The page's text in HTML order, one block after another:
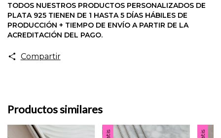
TODOS NUESTROS PRODUCTOS PERSONALIZADOS DE
PLATA 925 TIENEN DE 1 HASTA 5 DÍAS HÁBILES DE
PRODUCCIÓN + TIEMPO DE ENVÍO A PARTIR DE LA
ACREDITACIÓN DEL PAGO.
Compartir
Productos similares